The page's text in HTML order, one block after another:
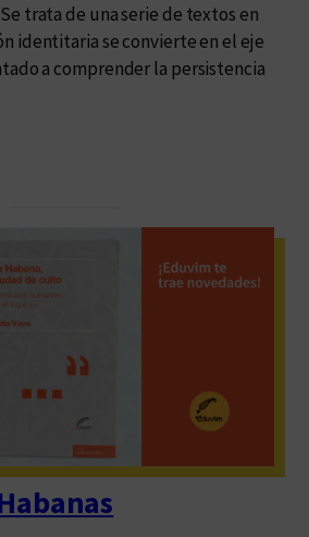
trata de una serie de textos en
identitaria se convierte en el eje
a comprender la persistencia